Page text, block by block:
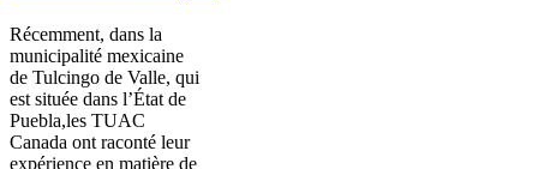
Récemment, dans la
municipalité mexicaine
de Tulcingo de Valle, qui
est située dans l’État de
Puebla,les TUAC
Canada ont raconté leur
expérience en matière de